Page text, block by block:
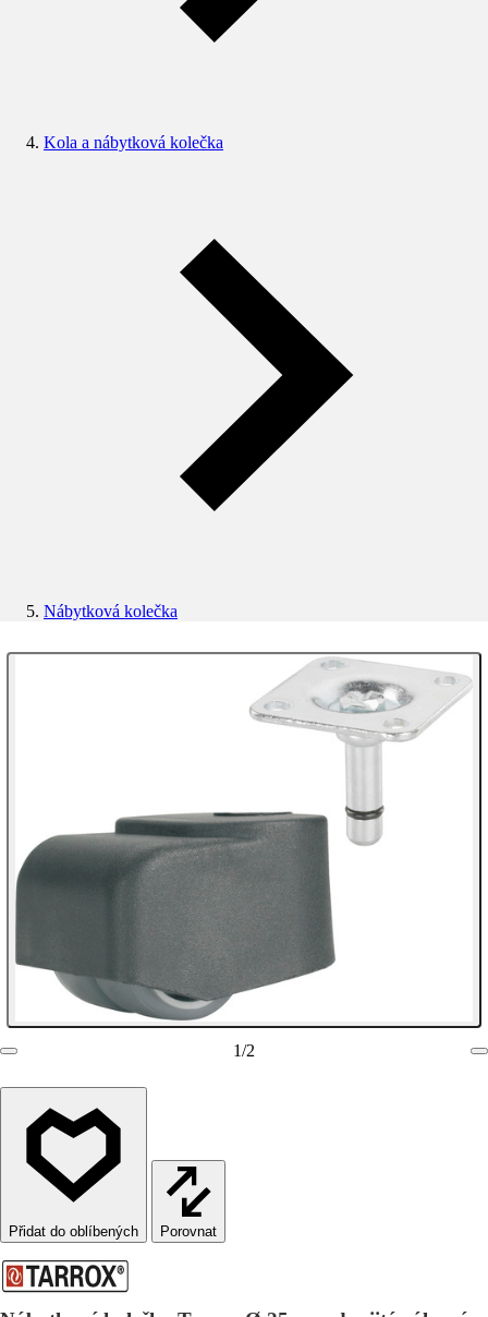
Kola a nábytková kolečka
Nábytková kolečka
1/2
Porovnat